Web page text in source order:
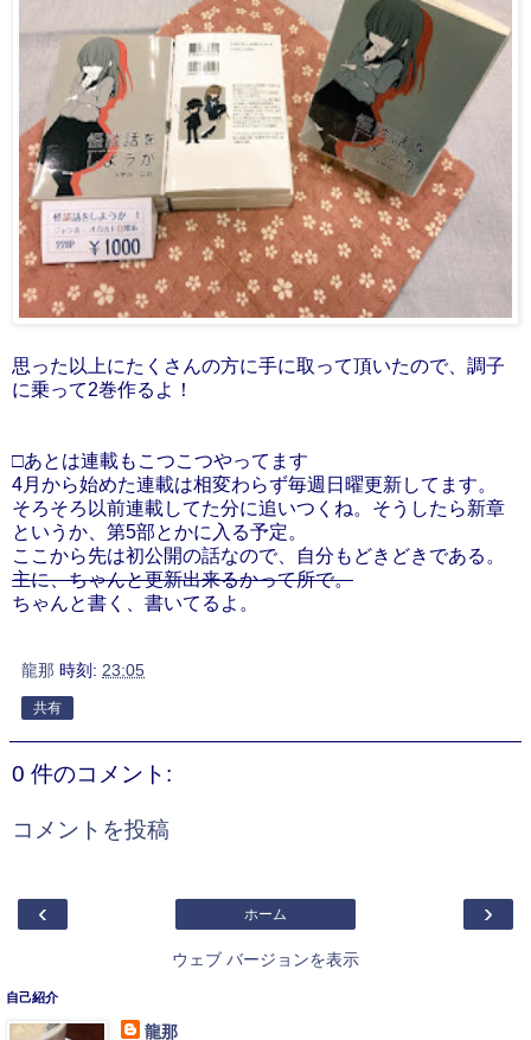
思った以上にたくさんの方に手に取って頂いたので、調子
に乗って2巻作るよ！
□あとは連載もこつこつやってます
4月から始めた連載は相変わらず毎週日曜更新してます。
そろそろ以前連載してた分に追いつくね。そうしたら新章
というか、第5部とかに入る予定。
ここから先は初公開の話なので、自分もどきどきである。
主に、ちゃんと更新出来るかって所で。
ちゃんと書く、書いてるよ。
龍那 時刻: 23:05
共有
0 件のコメント:
コメントを投稿
‹ ›
ホーム
ウェブ バージョンを表示
自己紹介
龍那